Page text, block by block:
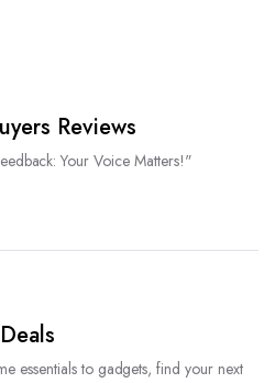
Reviews
Your Voice Matters!"
essentials to gadgets, find your next